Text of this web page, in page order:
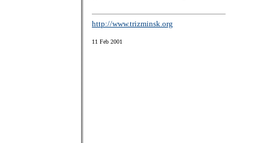
http://www.trizminsk.org
11 Feb 2001